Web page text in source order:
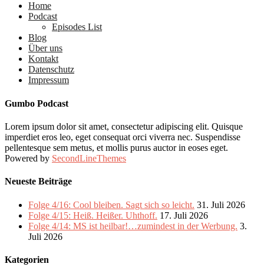
Home
Podcast
Episodes List
Blog
Über uns
Kontakt
Datenschutz
Impressum
Gumbo Podcast
Lorem ipsum dolor sit amet, consectetur adipiscing elit. Quisque
imperdiet eros leo, eget consequat orci viverra nec. Suspendisse
pellentesque sem metus, et mollis purus auctor in eoses eget.
Powered by SecondLineThemes
Neueste Beiträge
Folge 4/16: Cool bleiben. Sagt sich so leicht. 31. Juli 2026
Folge 4/15: Heiß. Heißer. Uhthoff. 17. Juli 2026
Folge 4/14: MS ist heilbar!…zumindest in der Werbung. 3.
Juli 2026
Kategorien